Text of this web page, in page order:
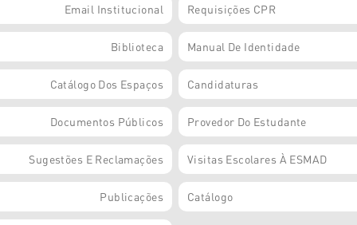
Email Institucional Requisições CPR
Biblioteca Manual De Identidade
Catálogo Dos Espaços Candidaturas
Documentos Públicos Provedor Do Estudante
Sugestões E Reclamações Visitas Escolares À ESMAD
Publicações Catálogo